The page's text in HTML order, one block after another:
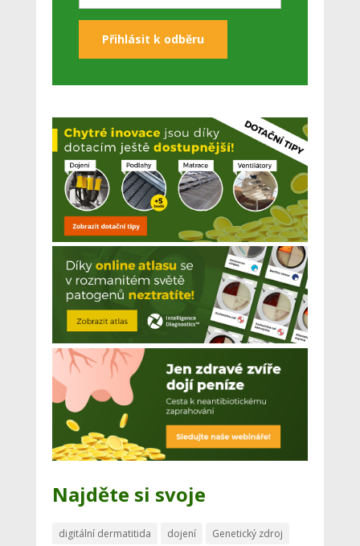
Najděte si svoje
digitální dermatitida dojení
Genetický zdroj